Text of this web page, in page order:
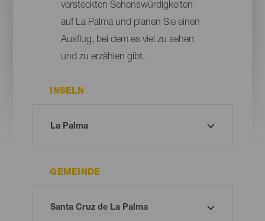
versteckten Sehenswürdigkeiten
auf La Palma und planen Sie einen
Ausflug, bei dem es viel zu sehen
und zu erzählen gibt.
INSELN
GEMEINDE